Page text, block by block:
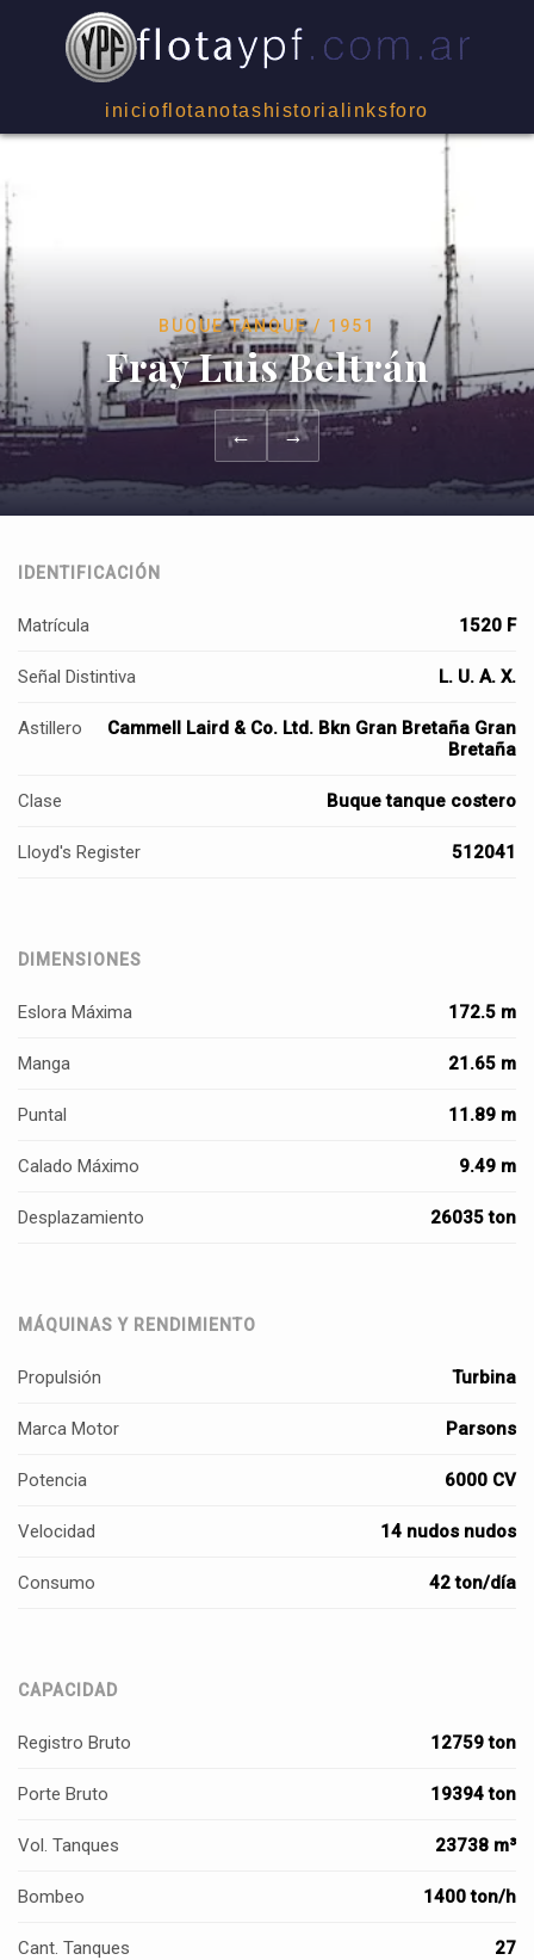
inicioflota notas historia linksforo
BUQUE TANQUE / 1951
Fray Luis Beltrán
← →
IDENTIFICACIÓN
Matrícula 1520 F
Señal Distintiva L. U. A. X.
Astillero
Cammell Laird & Co. Ltd. Bkn Gran Bretaña Gran
Bretaña
Clase Buque tanque costero
Lloyd's Register 512041
DIMENSIONES
Eslora Máxima 172.5 m
Manga 21.65 m
Puntal 11.89 m
Calado Máximo 9.49 m
Desplazamiento 26035 ton
MÁQUINAS Y RENDIMIENTO
Propulsión Turbina
Marca Motor Parsons
Potencia 6000 CV
Velocidad 14 nudos nudos
Consumo 42 ton/día
CAPACIDAD
Registro Bruto 12759 ton
Porte Bruto 19394 ton
Vol. Tanques 23738 m³
Bombeo 1400 ton/h
Cant. Tanques 27